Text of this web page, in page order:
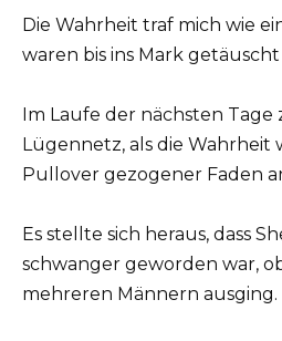
Die Wahrheit traf mich wie
waren bis ins Mark
Im Laufe der nächsten Tage
Lügennetz, als die Wahrheit
Pullover gezogener Faden
Es stellte sich heraus, dass
schwanger geworden war,
mehreren Männern ausging.